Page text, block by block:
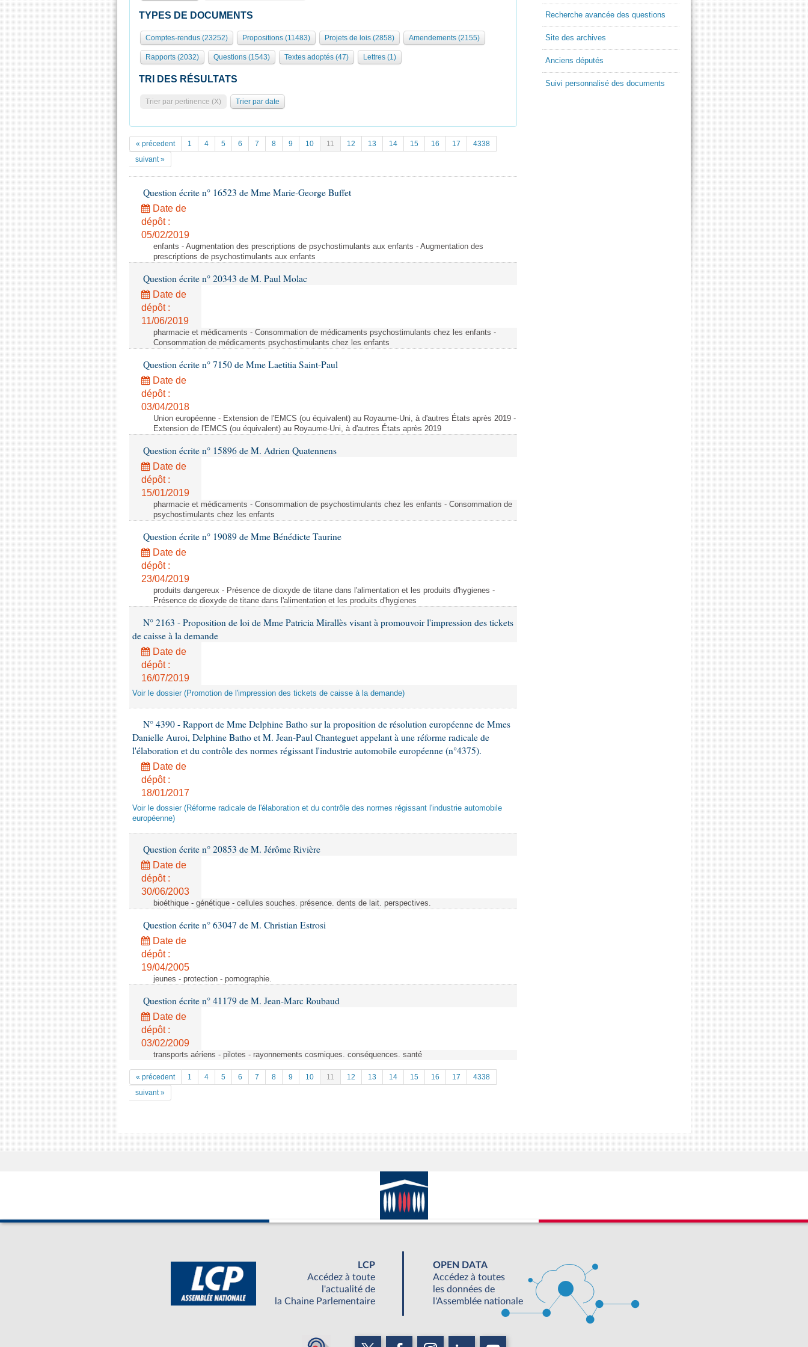
TYPES DE DOCUMENTS
Comptes-rendus (23252) Propositions (11483) Projets de lois (2858) Amendements (2155)
Rapports (2032) Questions (1543) Textes adoptés (47) Lettres (1)
TRI DES RÉSULTATS
Trier par pertinence (X) Trier par date
« précedent 1 4 5 6 7 8 9 10 11 12 13 14 15 16 17
4338
suivant »
Question écrite n° 16523 de Mme Marie-George Buffet
Date de
dépôt :
05/02/2019
enfants - Augmentation des prescriptions de psychostimulants aux enfants - Augmentation des
prescriptions de psychostimulants aux enfants
Question écrite n° 20343 de M. Paul Molac
Date de
dépôt :
11/06/2019
pharmacie et médicaments - Consommation de médicaments psychostimulants chez les enfants -
Consommation de médicaments psychostimulants chez les enfants
Question écrite n° 7150 de Mme Laetitia Saint-Paul
Date de
dépôt :
03/04/2018
Union européenne - Extension de l'EMCS (ou équivalent) au Royaume-Uni, à d'autres États après 2019 -
Extension de l'EMCS (ou équivalent) au Royaume-Uni, à d'autres États après 2019
Question écrite n° 15896 de M. Adrien Quatennens
Date de
dépôt :
15/01/2019
pharmacie et médicaments - Consommation de psychostimulants chez les enfants - Consommation de
psychostimulants chez les enfants
Question écrite n° 19089 de Mme Bénédicte Taurine
Date de
dépôt :
23/04/2019
produits dangereux - Présence de dioxyde de titane dans l'alimentation et les produits d'hygienes -
Présence de dioxyde de titane dans l'alimentation et les produits d'hygienes
N° 2163 - Proposition de loi de Mme Patricia Mirallès visant à promouvoir l'impression des tickets
de caisse à la demande
Date de
dépôt :
16/07/2019
Voir le dossier (Promotion de l'impression des tickets de caisse à la demande)
N° 4390 - Rapport de Mme Delphine Batho sur la proposition de résolution européenne de Mmes
Danielle Auroi, Delphine Batho et M. Jean-Paul Chanteguet appelant à une réforme radicale de
l'élaboration et du contrôle des normes régissant l'industrie automobile européenne (n°4375).
Date de
dépôt :
18/01/2017
Voir le dossier (Réforme radicale de l'élaboration et du contrôle des normes régissant l'industrie automobile
européenne)
Question écrite n° 20853 de M. Jérôme Rivière
Date de
dépôt :
30/06/2003
bioéthique - génétique - cellules souches. présence. dents de lait. perspectives.
Question écrite n° 63047 de M. Christian Estrosi
Date de
dépôt :
19/04/2005
jeunes - protection - pornographie.
Question écrite n° 41179 de M. Jean-Marc Roubaud
Date de
dépôt :
03/02/2009
transports aériens - pilotes - rayonnements cosmiques. conséquences. santé
« précedent 1 4 5 6 7 8 9 10 11 12 13 14 15 16 17
4338
suivant »
Recherche avancée des questions
Site des archives
Anciens députés
Suivi personnalisé des documents
LCP
Accédez à toute
l'actualité de
la Chaine Parlementaire
OPEN DATA
Accédez à toutes
les données de
l'Assemblée nationale